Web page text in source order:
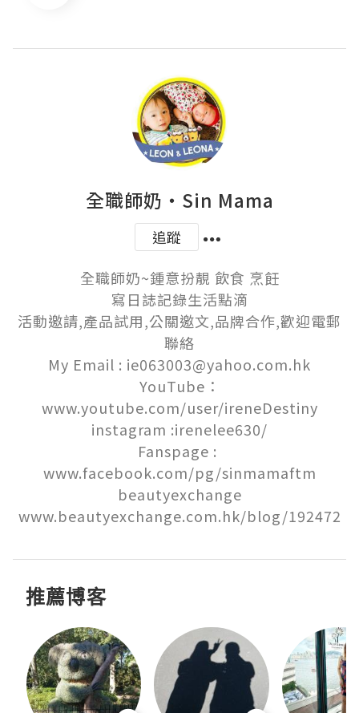
全職師奶‧Sin Mama
追蹤
全職師奶~鍾意扮靚 飲食 烹飪
寫日誌記錄生活點滴
活動邀請,產品試用,公關邀文,品牌合作,歡迎電郵
聯絡
My Email : ie063003@yahoo.com.hk
YouTube：
www.youtube.com/user/ireneDestiny
instagram :irenelee630/
Fanspage :
www.facebook.com/pg/sinmamaftm
beautyexchange
www.beautyexchange.com.hk/blog/192472
推薦博客